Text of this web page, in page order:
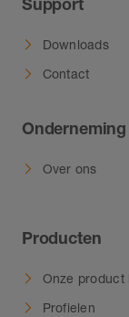
Downloads
Contact
Onderneming
Over ons
Producten
Onze product
Profielen